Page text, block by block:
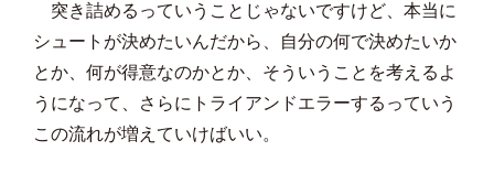
突き詰めるっていうことじゃないですけど、本当に
シュートが決めたいんだから、自分の何で決めたいか
とか、何が得意なのかとか、そういうことを考えるよ
うになって、さらにトライアンドエラーするっていう
この流れが増えていけばいい。